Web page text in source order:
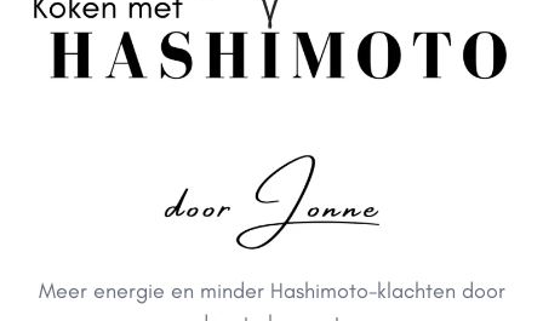
Meer energie en minder Hashimoto-klachten door